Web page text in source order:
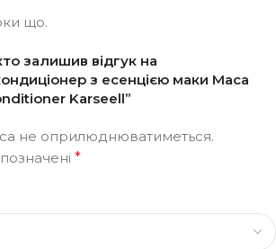
що.
залишив відгук на
з есенцією маки Maca
Karseell”
не оприлюднюватиметься.
*